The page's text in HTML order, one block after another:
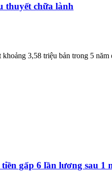
thuyết chữa lành
3,58 triệu bản trong 5
gấp 6 lần lương sau 1